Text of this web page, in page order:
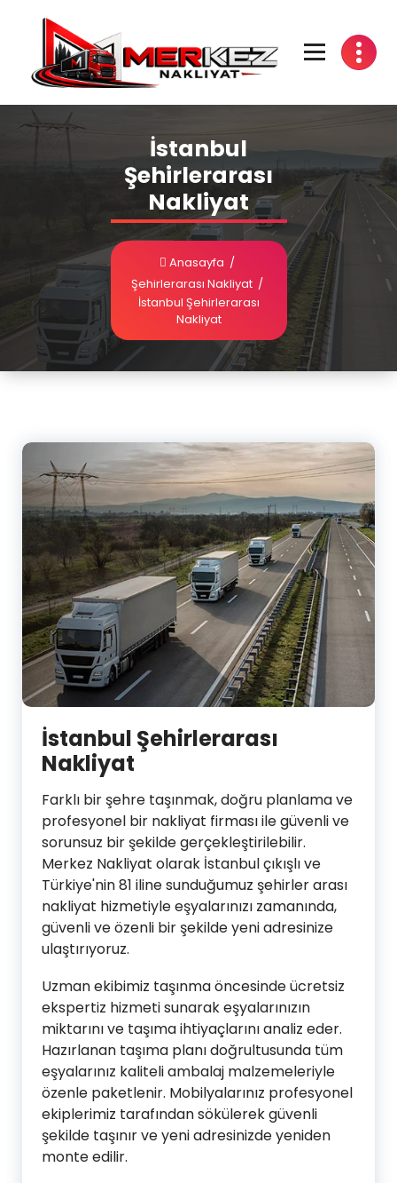
İstanbul
Şehirlerarası
Nakliyat
Anasayfa /
Şehirlerarası Nakliyat /
İstanbul Şehirlerarası
Nakliyat
İstanbul Şehirlerarası
Nakliyat
Farklı bir şehre taşınmak, doğru planlama ve
profesyonel bir nakliyat firması ile güvenli ve
sorunsuz bir şekilde gerçekleştirilebilir.
Merkez Nakliyat olarak İstanbul çıkışlı ve
Türkiye'nin 81 iline sunduğumuz şehirler arası
nakliyat hizmetiyle eşyalarınızı zamanında,
güvenli ve özenli bir şekilde yeni adresinize
ulaştırıyoruz.
Uzman ekibimiz taşınma öncesinde ücretsiz
ekspertiz hizmeti sunarak eşyalarınızın
miktarını ve taşıma ihtiyaçlarını analiz eder.
Hazırlanan taşıma planı doğrultusunda tüm
eşyalarınız kaliteli ambalaj malzemeleriyle
özenle paketlenir. Mobilyalarınız profesyonel
ekiplerimiz tarafından sökülerek güvenli
şekilde taşınır ve yeni adresinizde yeniden
monte edilir.